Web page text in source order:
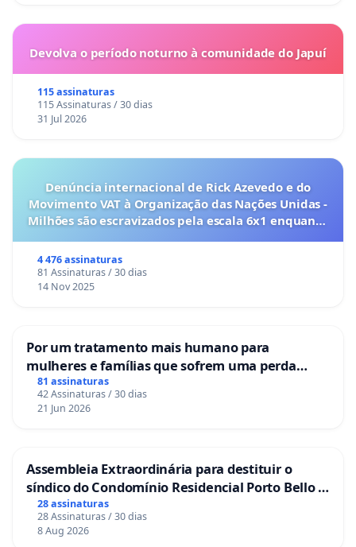
Devolva o período noturno à comunidade do Japuí
115 assinaturas
115 Assinaturas / 30 dias
31 Jul 2026
Denúncia internacional de Rick Azevedo e do
Movimento VAT à Organização das Nações Unidas -
Milhões são escravizados pela escala 6x1 enquanto
4 476 assinaturas
81 Assinaturas / 30 dias
14 Nov 2025
Por um tratamento mais humano para
mulheres e famílias que sofrem uma perda
gestacional nos hospitais portugueses
81 assinaturas
42 Assinaturas / 30 dias
21 Jun 2026
Assembleia Extraordinária para destituir o
síndico do Condomínio Residencial Porto Bello -
La Casa
28 assinaturas
28 Assinaturas / 30 dias
8 Aug 2026